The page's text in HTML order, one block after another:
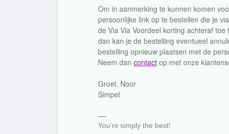
Om in aanmerking te kunnen komen
persoonlijke link op te bestellen die je
de Via Via Voordeel korting achteraf
dan kan je de bestelling eventueel
bestelling opnieuw plaatsen met de
Neem dan contact op met onze
Groet, Noor
Simpel
You're simply the best!